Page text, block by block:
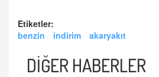
Etiketler:
benzin
indirim akaryakıt
DİĞER HABERLER